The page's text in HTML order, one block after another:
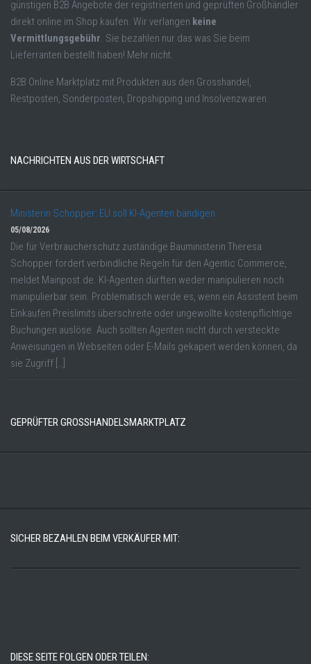
günstigen B2B Angebote der registrierten und geprüften Großhändler
direkt online im Shop kaufen. Wir verlangen keine
Vermittlungsgebühr. Sie bezahlen nur das was Sie beim
Lieferranten bestellt haben! Mehr nicht.
B2B Online Marktplatz mit Produkten aus den Grosshandel,
Restposten, Sonderposten, Dropshipping und Insolvenzwaren.
NACHRICHTEN AUS DER WIRTSCHAFT
Ministerin Schopper: EU soll KI-Agenten bändigen
05/08/2026
Die für Verbraucherschutz zuständige Bauministerin Theresa
Schopper fordert verbindliche Regeln für den Agentic Commerce,
meldet Mainpost.de. KI-Agenten dürften weder manipulieren noch
manipulierbar sein. Problematisch werde es, wenn ein Assistent beim
Einkaufen Preislimits überschreite oder ungewollte kostenpflichtige
Buchungen auslöse. Auch sollten Agenten nicht durch versteckte
Anweisungen in Webseiten oder E-Mails gekapert werden können, da
sie Zugriff […]
GEPRÜFTER GROSSHANDELSMARKTPLATZ
SICHER BEZAHLEN BEIM VERKÄUFER MIT:
DIESE SEITE FOLGEN ODER TEILEN: